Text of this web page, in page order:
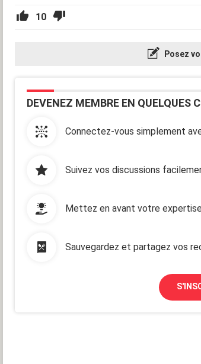
10
Posez
DEVENEZ MEMBRE EN QUELQUES
Connectez-vous simplement
Suivez vos discussions
Mettez en avant votre
Sauvegardez et partagez vos